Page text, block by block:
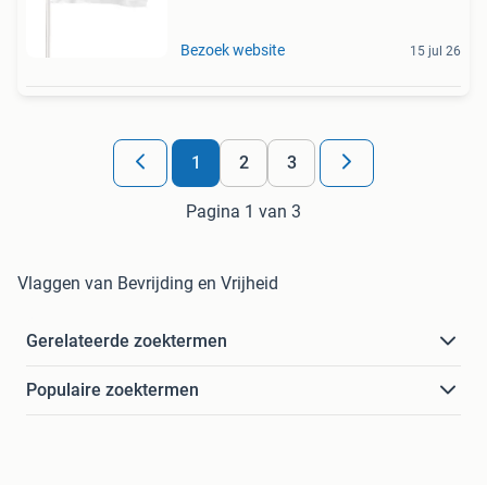
Bezoek website 15 jul 26
1 2 3
Pagina 1 van 3
Vlaggen van Bevrijding en Vrijheid
Gerelateerde zoektermen
Populaire zoektermen